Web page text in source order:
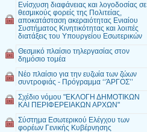
Ενίσχυση διαφάνειας και λογοδοσίας σε
θεσμικούς φορείς της Πολιτείας,
αποκατάσταση ακεραιότητας Ενιαίου
Συστήματος Κινητικότητας και λοιπές
διατάξεις του Υπουργείου Εσωτερικών
Θεσμικό πλαίσιο τηλεργασίας στον
δημόσιο τομέα
Νέο πλαίσιο για την ευζωία των ζώων
συντροφιάς - Πρόγραμμα ‘‘ΆΡΓΟΣ’’
Σχέδιο νόμου "ΕΚΛΟΓΗ ΔΗΜΟΤΙΚΩΝ
ΚΑΙ ΠΕΡΙΦΕΡΕΙΑΚΩΝ ΑΡΧΩΝ"
Σύστημα Εσωτερικού Ελέγχου των
φορέων Γενικής Κυβέρνησης